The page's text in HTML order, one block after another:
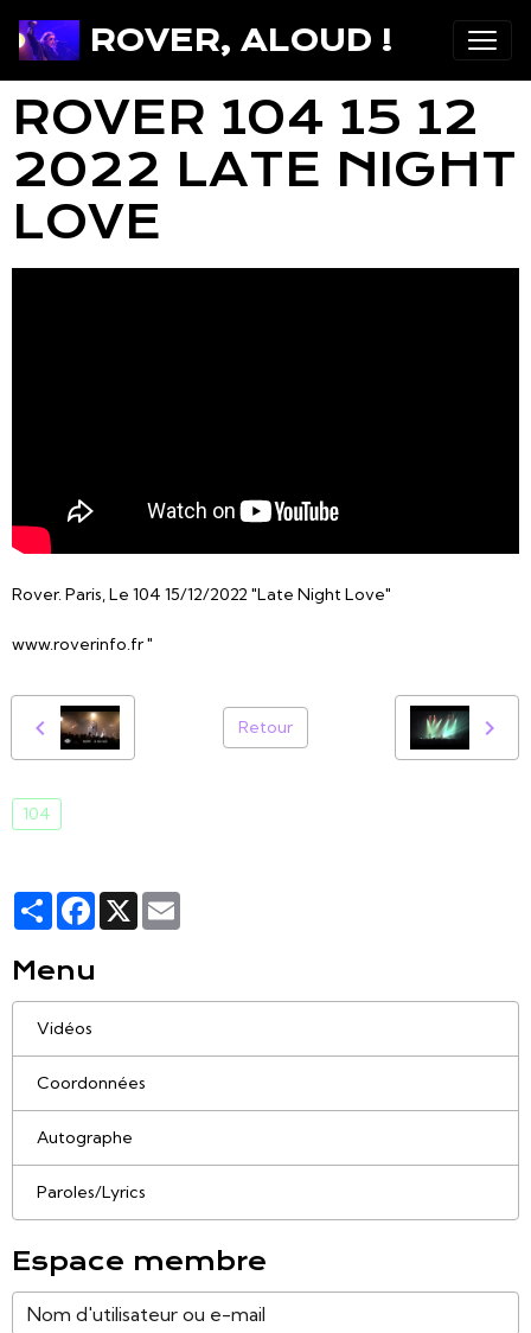
ROVER, ALOUD !
ROVER 104 15 12
2022 LATE NIGHT
LOVE
Rover. Paris, Le 104 15/12/2022 "Late Night Love"
www.roverinfo.fr "
Retour
104
PartagerFacebook
X
Menu
Vidéos
Coordonnées
Autographe
Paroles/Lyrics
Espace membre